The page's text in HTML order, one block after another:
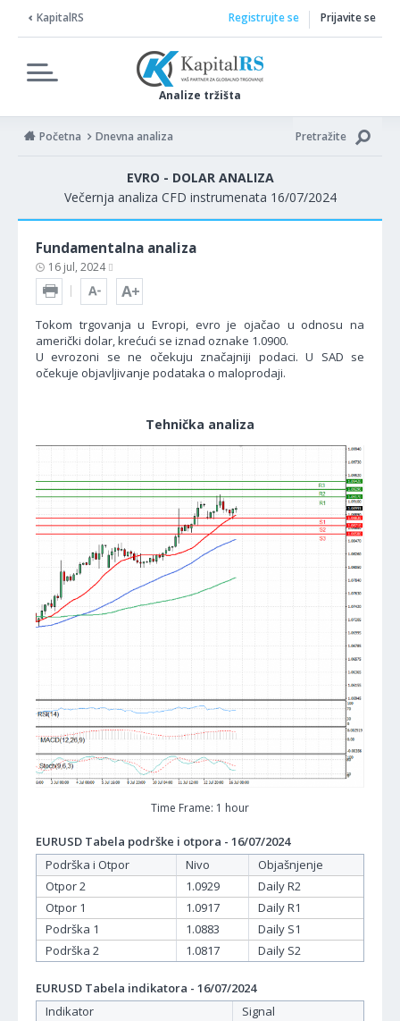
KapitalRS
Analize tržišta
Registrujte se Prijavite se
Početna Dnevna analiza Pretražite
EVRO - DOLAR ANALIZA
Večernja analiza CFD instrumenata 16/07/2024
Fundamentalna analiza
16 jul, 2024
Tokom trgovanja u Evropi, evro je ojačao u odnosu na
američki dolar, krećući se iznad oznake 1.0900.
U evrozoni se ne očekuju značajniji podaci. U SAD se
očekuje objavljivanje podataka o maloprodaji.
Tehnička analiza
Time Frame: 1 hour
EURUSD Tabela podrške i otpora - 16/07/2024
Podrška i Otpor
Nivo
Objašnjenje
Otpor 2
1.0929
Daily R2
Otpor 1
1.0917
Daily R1
Podrška 1
1.0883
Daily S1
Podrška 2
1.0817 Daily S2
EURUSD Tabela indikatora - 16/07/2024
Indikator
Signal